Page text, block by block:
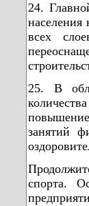
24.
всех
25. В
занятий
спорта.